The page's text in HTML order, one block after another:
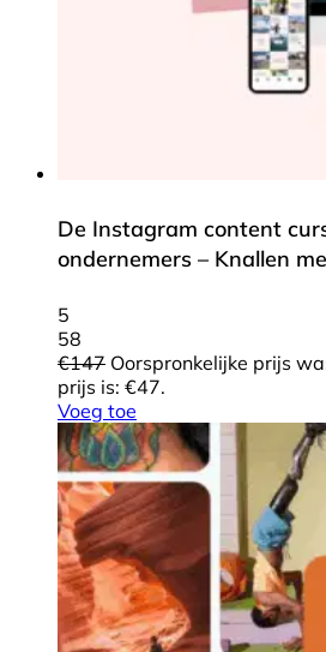
De Instagram content
ondernemers – Knallen
5
58
€147 Oorspronkelijke prijs
prijs is: €47.
Voeg toe